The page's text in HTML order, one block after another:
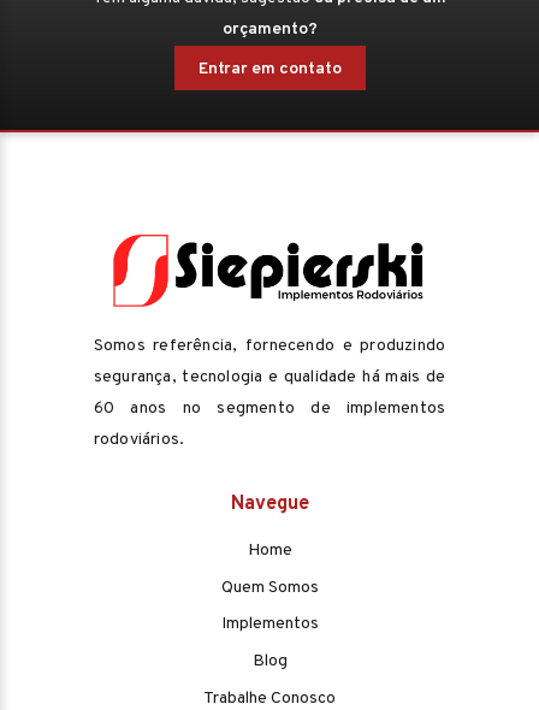
orçamento?
Entrar em contato
Somos referência, fornecendo e produzindo
segurança, tecnologia e qualidade há mais de
60 anos no segmento de implementos
rodoviários.
Navegue
Home
Quem Somos
Implementos
Blog
Trabalhe Conosco